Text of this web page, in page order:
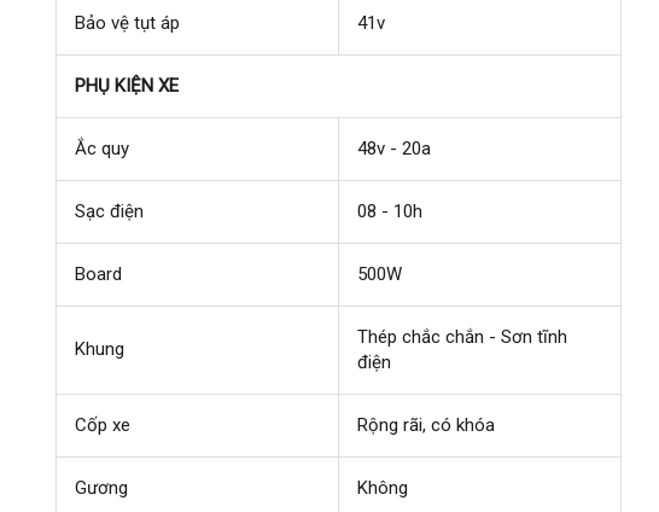
Bảo vệ tụt áp 41v
PHỤ KIỆN XE
Ắc quy 48v - 20a
Sạc điện 08 - 10h
Board 500W
Khung
Thép chắc chắn - Sơn tĩnh
điện
Cốp xe Rộng rãi, có khóa
Gương Không